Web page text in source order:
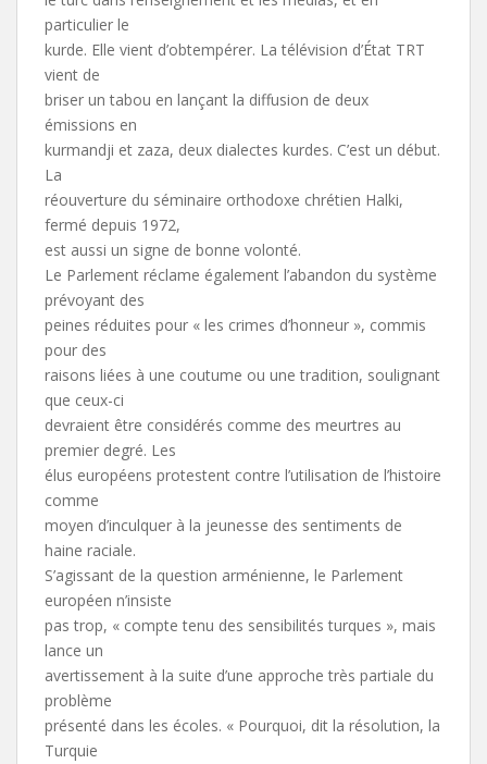
particulier le
kurde. Elle vient d’obtempérer. La télévision d’État TRT
vient de
briser un tabou en lançant la diffusion de deux
émissions en
kurmandji et zaza, deux dialectes kurdes. C’est un début.
La
réouverture du séminaire orthodoxe chrétien Halki,
fermé depuis 1972,
est aussi un signe de bonne volonté.
Le Parlement réclame également l’abandon du système
prévoyant des
peines réduites pour « les crimes d’honneur », commis
pour des
raisons liées à une coutume ou une tradition, soulignant
que ceux-ci
devraient être considérés comme des meurtres au
premier degré. Les
élus européens protestent contre l’utilisation de l’histoire
comme
moyen d’inculquer à la jeunesse des sentiments de
haine raciale.
S’agissant de la question arménienne, le Parlement
européen n’insiste
pas trop, « compte tenu des sensibilités turques », mais
lance un
avertissement à la suite d’une approche très partiale du
problème
présenté dans les écoles. « Pourquoi, dit la résolution, la
Turquie